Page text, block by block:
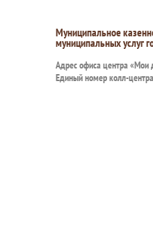
Муниципальное
муниципальных услуг
Адрес офиса центра «Мои
Единый номер колл-